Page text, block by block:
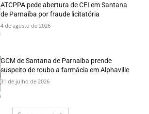
ATCPPA pede abertura de CEI em Santana
de Parnaíba por fraude licitatória
4 de agosto de 2026
GCM de Santana de Parnaíba prende
suspeito de roubo a farmácia em Alphaville
31 de julho de 2026